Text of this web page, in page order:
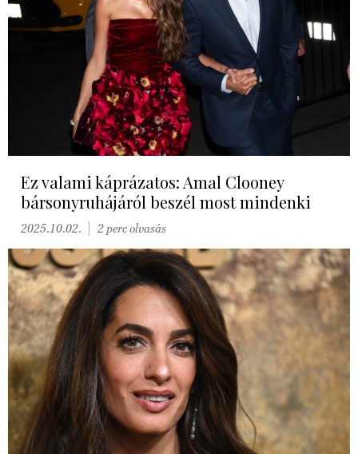
Ez valami káprázatos: Amal Clooney
bársonyruhájáról beszél most mindenki
2025.10.02. 2 perc olvasás